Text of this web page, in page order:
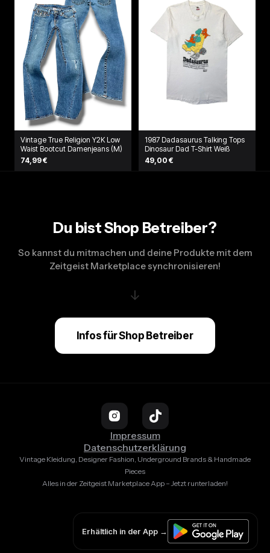
Vintage True Religion Y2K Low
Waist Bootcut Damenjeans (M)
74,99 €
1987 Dadasaurus Talking Tops
Dinosaur Dad T-Shirt Weiß
49,00 €
Du bist Shop Betreiber?
So kannst du mitmachen und deine Produkte mit dem
Zeitgeist Marketplace synchronisieren!
↓
Infos für Shop Betreiber
Impressum
Datenschutzerklärung
Vintage Kleidung, Designer Fashion, Underground Brands & Handmade
Pieces
Alles in der Zeitgeist Marketplace App – Jetzt runterladen!
Erhältlich in der App →